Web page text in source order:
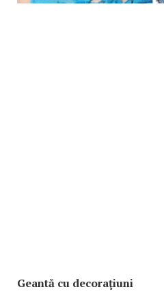
Geantă cu decoraţiuni